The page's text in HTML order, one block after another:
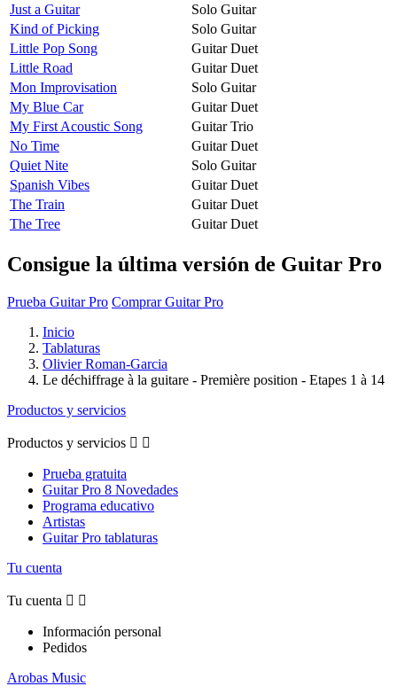
Just a Guitar
Solo Guitar
Kind of Picking
Solo Guitar
Little Pop Song
Guitar Duet
Little Road
Guitar Duet
Mon Improvisation
Solo Guitar
My Blue Car
Guitar Duet
My First Acoustic Song
Guitar Trio
No Time
Guitar Duet
Quiet Nite
Solo Guitar
Spanish Vibes
Guitar Duet
The Train
Guitar Duet
The Tree
Guitar Duet
Consigue la última versión de Guitar Pro
Prueba Guitar Pro Comprar Guitar Pro
Inicio
Tablaturas
Olivier Roman-Garcia
Le déchiffrage à la guitare - Première position - Etapes 1 à 14
Productos y servicios
Productos y servicios  
Prueba gratuita
Guitar Pro 8 Novedades
Programa educativo
Artistas
Guitar Pro tablaturas
Tu cuenta
Tu cuenta  
Información personal
Pedidos
Arobas Music